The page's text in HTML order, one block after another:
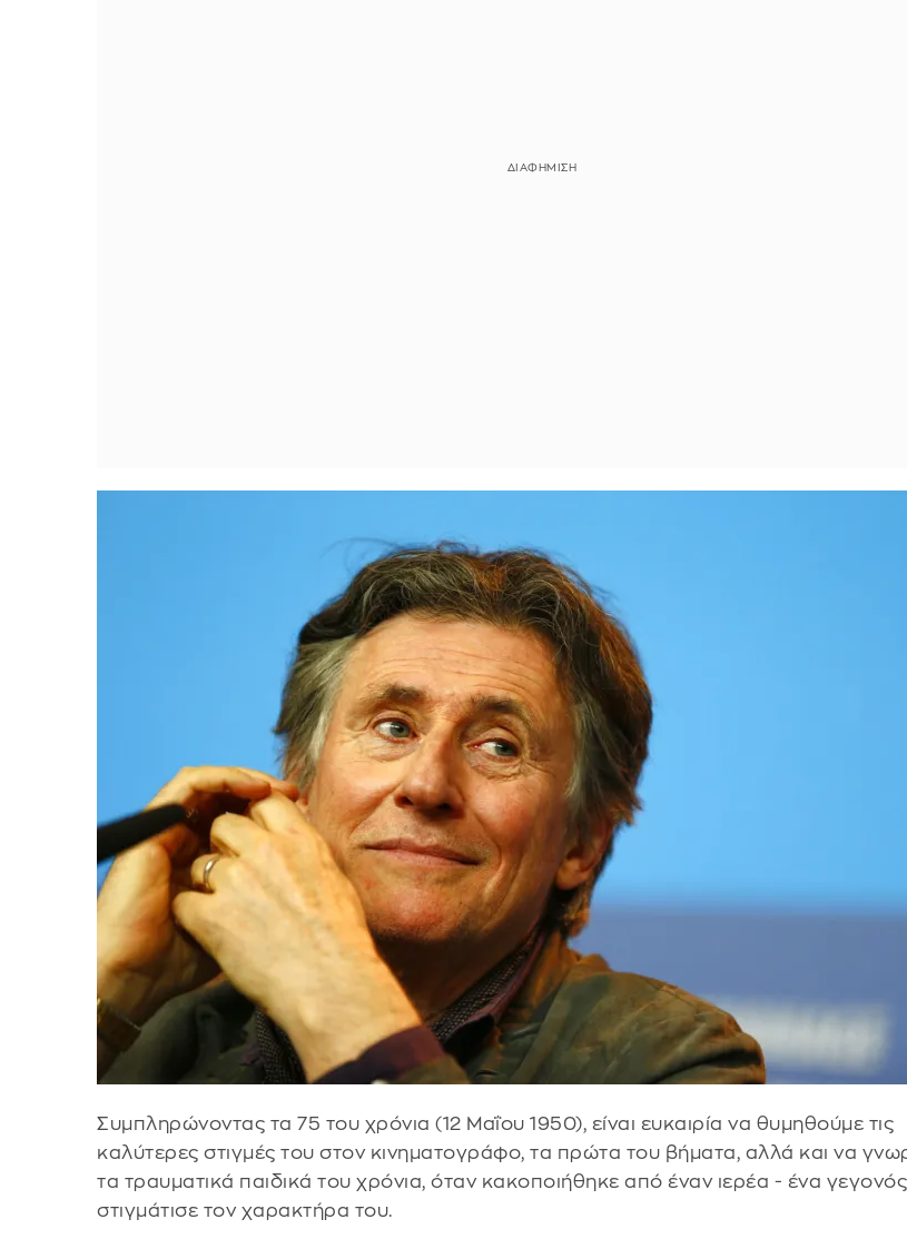
Συμπληρώνοντας τα 75 του χρόνια (12 Μαΐου 1950), είναι ευκαιρία να θυμηθούμε τις
καλύτερες στιγμές του στον κινηματογράφο, τα πρώτα του βήματα, αλλά και να
τα τραυματικά παιδικά του χρόνια, όταν κακοποιήθηκε από έναν ιερέα - ένα
στιγμάτισε τον χαρακτήρα του.